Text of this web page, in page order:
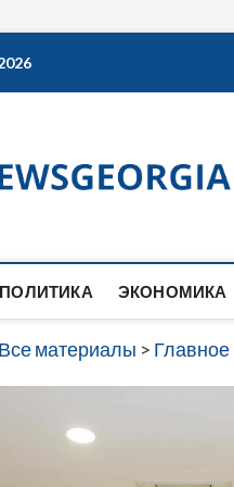
ПОЛИТИКА ЭКОНОМИКА
Все материалы > Главное